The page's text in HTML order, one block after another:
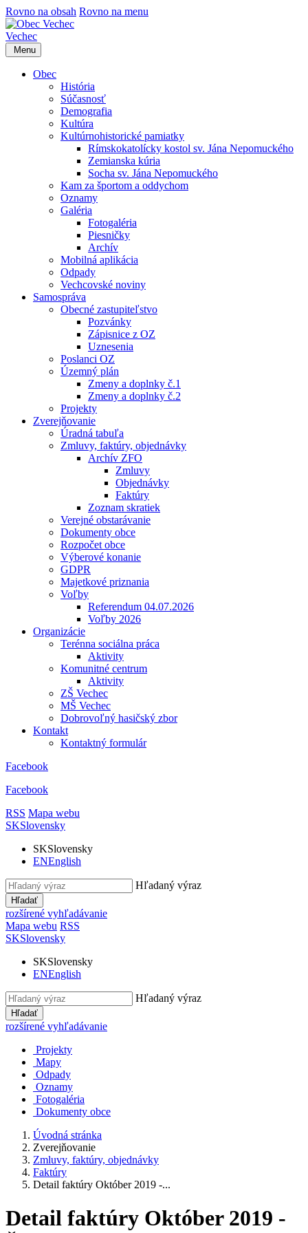
Rovno na obsah Rovno na menu
Vechec
Menu
Obec
História
Súčasnosť
Demografia
Kultúra
Kultúrnohistorické pamiatky
Rímskokatolícky kostol sv. Jána Nepomuckého
Zemianska kúria
Socha sv. Jána Nepomuckého
Kam za športom a oddychom
Oznamy
Galéria
Fotogaléria
Piesničky
Archív
Mobilná aplikácia
Odpady
Vechcovské noviny
Samospráva
Obecné zastupiteľstvo
Pozvánky
Zápisnice z OZ
Uznesenia
Poslanci OZ
Územný plán
Zmeny a doplnky č.1
Zmeny a doplnky č.2
Projekty
Zverejňovanie
Úradná tabuľa
Zmluvy, faktúry, objednávky
Archív ZFO
Zmluvy
Objednávky
Faktúry
Zoznam skratiek
Verejné obstarávanie
Dokumenty obce
Rozpočet obce
Výberové konanie
GDPR
Majetkové priznania
Voľby
Referendum 04.07.2026
Voľby 2026
Organizácie
Terénna sociálna práca
Aktivity
Komunitné centrum
Aktivity
ZŠ Vechec
MŠ Vechec
Dobrovoľný hasičský zbor
Kontakt
Kontaktný formulár
Facebook
Facebook
RSS Mapa webu
SKSlovensky
SKSlovensky
ENEnglish
Hľadaný výraz
Hľadať
rozšírené vyhľadávanie
Mapa webu RSS
SKSlovensky
SKSlovensky
ENEnglish
Hľadaný výraz
Hľadať
rozšírené vyhľadávanie
Projekty
Mapy
Odpady
Oznamy
Fotogaléria
Dokumenty obce
Úvodná stránka
Zverejňovanie
Zmluvy, faktúry, objednávky
Faktúry
Detail faktúry Október 2019 -...
Detail faktúry Október 2019 -